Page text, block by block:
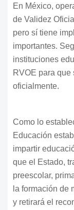
En México,
de Validez
pero sí tiene
importantes.
instituciones
RVOE para
oficialmente.
Como lo
Educación
impartir
que el Estado,
preescolar,
la formación de
y retirará el